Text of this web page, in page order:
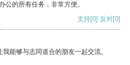
公的所有任务，非常方便。
支持[0] 反对[0]
能够与志同道合的朋友一起交流。